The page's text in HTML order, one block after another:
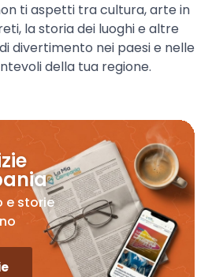
ti aspetti tra cultura, arte in
la storia dei luoghi e altre
divertimento nei paesi e nelle
della tua regione.
e storie